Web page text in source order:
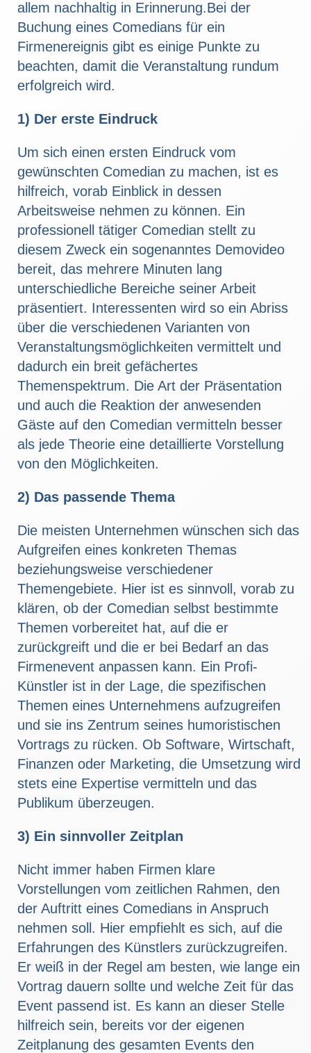
allem nachhaltig in Erinnerung.Bei der
Buchung eines Comedians für ein
Firmenereignis gibt es einige Punkte zu
beachten, damit die Veranstaltung rundum
erfolgreich wird.
1) Der erste Eindruck
Um sich einen ersten Eindruck vom
gewünschten Comedian zu machen, ist es
hilfreich, vorab Einblick in dessen
Arbeitsweise nehmen zu können. Ein
professionell tätiger Comedian stellt zu
diesem Zweck ein sogenanntes Demovideo
bereit, das mehrere Minuten lang
unterschiedliche Bereiche seiner Arbeit
präsentiert. Interessenten wird so ein Abriss
über die verschiedenen Varianten von
Veranstaltungsmöglichkeiten vermittelt und
dadurch ein breit gefächertes
Themenspektrum. Die Art der Präsentation
und auch die Reaktion der anwesenden
Gäste auf den Comedian vermitteln besser
als jede Theorie eine detaillierte Vorstellung
von den Möglichkeiten.
2) Das passende Thema
Die meisten Unternehmen wünschen sich das
Aufgreifen eines konkreten Themas
beziehungsweise verschiedener
Themengebiete. Hier ist es sinnvoll, vorab zu
klären, ob der Comedian selbst bestimmte
Themen vorbereitet hat, auf die er
zurückgreift und die er bei Bedarf an das
Firmenevent anpassen kann. Ein Profi-
Künstler ist in der Lage, die spezifischen
Themen eines Unternehmens aufzugreifen
und sie ins Zentrum seines humoristischen
Vortrags zu rücken. Ob Software, Wirtschaft,
Finanzen oder Marketing, die Umsetzung wird
stets eine Expertise vermitteln und das
Publikum überzeugen.
3) Ein sinnvoller Zeitplan
Nicht immer haben Firmen klare
Vorstellungen vom zeitlichen Rahmen, den
der Auftritt eines Comedians in Anspruch
nehmen soll. Hier empfiehlt es sich, auf die
Erfahrungen des Künstlers zurückzugreifen.
Er weiß in der Regel am besten, wie lange ein
Vortrag dauern sollte und welche Zeit für das
Event passend ist. Es kann an dieser Stelle
hilfreich sein, bereits vor der eigenen
Zeitplanung des gesamten Events den